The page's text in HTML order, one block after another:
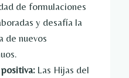
de formulaciones
y desafía la
de nuevos
Las Hijas del